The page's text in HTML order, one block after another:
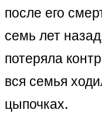
после его
семь лет
потеряла
вся семья
цыпочках.